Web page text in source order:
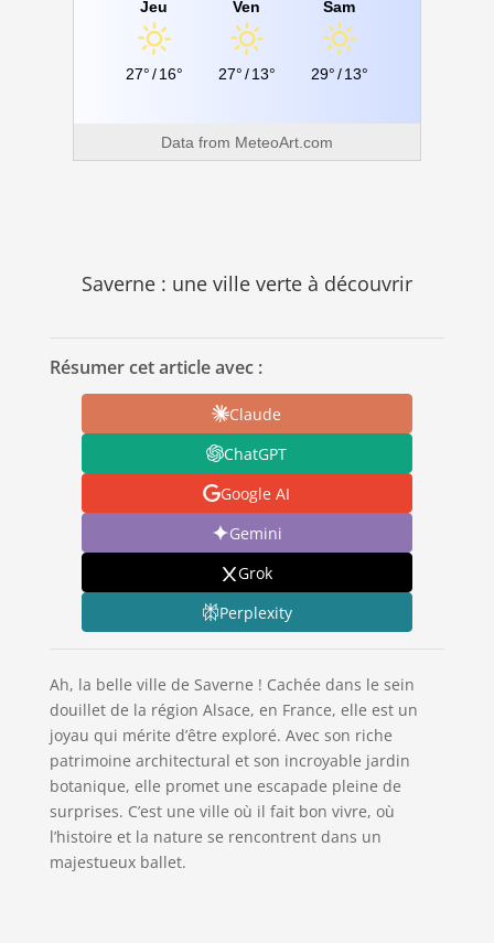
Jeu
27°/16°
Ven
27°/13°
Sam
29°/13°
Data from MeteoArt.com
Saverne : une ville verte à découvrir
Résumer cet article avec :
Claude
ChatGPT
Google AI
Gemini
Grok
Perplexity
Ah, la belle ville de Saverne ! Cachée dans le sein
douillet de la région Alsace, en France, elle est un
joyau qui mérite d’être exploré. Avec son riche
patrimoine architectural et son incroyable jardin
botanique, elle promet une escapade pleine de
surprises. C’est une ville où il fait bon vivre, où
l’histoire et la nature se rencontrent dans un
majestueux ballet.